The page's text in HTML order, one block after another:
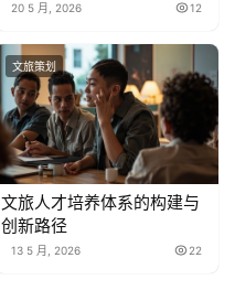
20 5 月, 2026 12
文旅策划
文旅人才培养体系的构建与
创新路径
13 5 月, 2026 22